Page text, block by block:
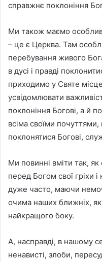
справжнє поклоніння
Ми також маємо
– це є Церква. Там
перебування живого
в дусі і правді
приходимо у Святе
усвідомлювати
поклоніння Богові, а й
всіма своїми
поклонятися Богові,
Ми повинні вміти так,
перед Богом свої гріхи
дуже часто, маючи
очима наших ближніх,
найкращого боку.
А, насправді, в нашому
ненависті, злоби,